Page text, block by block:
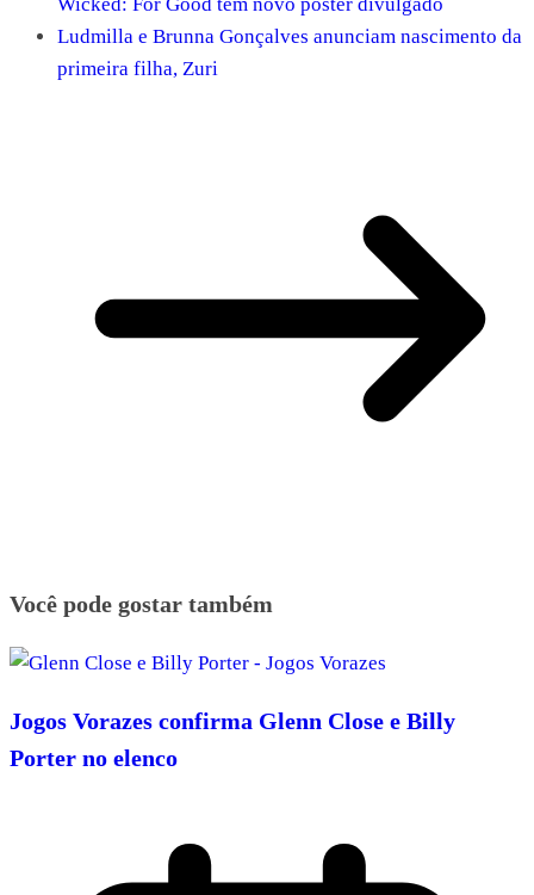
Wicked: For Good tem novo pôster divulgado
Ludmilla e Brunna Gonçalves anunciam nascimento da
primeira filha, Zuri
Você pode gostar também
Jogos Vorazes confirma Glenn Close e Billy
Porter no elenco